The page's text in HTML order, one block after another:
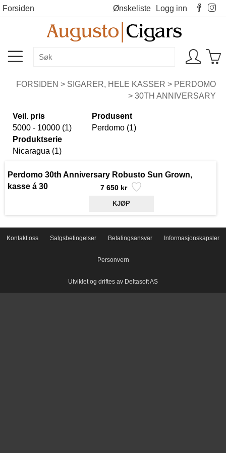
Forsiden Ønskeliste Logg inn
FORSIDEN > SIGARER, HELE KASSER > PERDOMO
> 30TH ANNIVERSARY
Veil. pris
5000 - 10000 (1)
Produsent
Perdomo (1)
Produktserie
Nicaragua (1)
Perdomo 30th Anniversary Robusto Sun Grown,
kasse á 30
7 650 kr
Kontakt oss Salgsbetingelser Betalingsansvar Informasjonskapsler
Personvern
Utviklet og driftes av Deltasoft AS